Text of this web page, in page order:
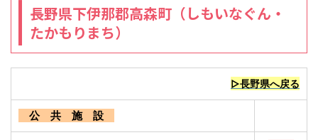
長野県下伊那郡高森町（しもいなぐん・
たかもりまち）
▷長野県へ戻る
公 共 施 設